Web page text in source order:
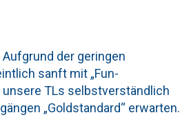
der geringen
sanft mit „Fun-
unsere TLs selbstverständlich
„Goldstandard“ erwarten.